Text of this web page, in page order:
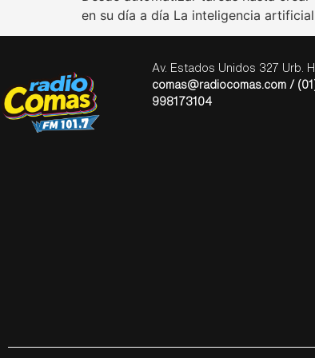
en su día a día La inteligencia
Av. Estados Unidos 327 Urb.
comas@radiocomas.com /
998173104